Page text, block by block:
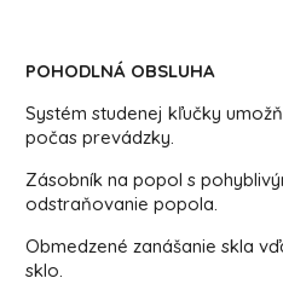
POHODLNÁ OBSLUHA
Systém studenej kľučky
počas prevádzky.
Zásobník na popol s
odstraňovanie popola.
Obmedzené zanášanie skla
sklo.